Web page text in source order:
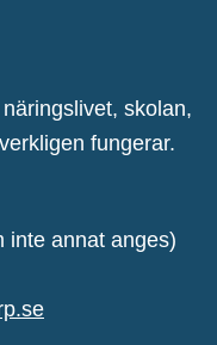
skolan,
fungerar.
inte annat anges)